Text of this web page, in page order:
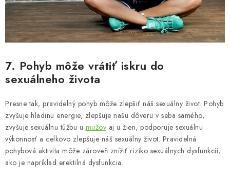
7. Pohyb môže vrátiť iskru do
sexuálneho života
Presne tak, pravidelný pohyb môže zlepšiť náš sexuálny život. Pohyb
zvyšuje hladinu energie, zlepšuje našu dôveru v seba samého,
zvyšuje sexuálnu túžbu u mužov aj u žien, podporuje sexuálnu
výkonnosť a celkovo zlepšuje náš sexuálny život. Pravidelná
pohybová aktivita môže zároveň znížiť riziko sexuálnych dysfunkcií,
ako je napríklad erektilná dysfunkcia.